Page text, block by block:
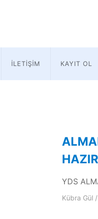
İLETIŞIM KAYIT OL
YDS
Kübra Gül